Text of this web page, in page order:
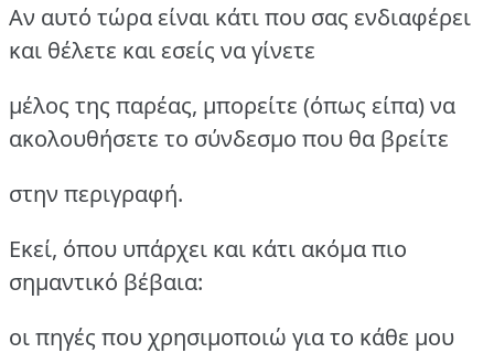
Αν αυτό τώρα είναι κάτι που σας ενδιαφέρει
και θέλετε και εσείς να γίνετε
μέλος της παρέας, μπορείτε (όπως είπα) να
ακολουθήσετε το σύνδεσμο που θα βρείτε
στην περιγραφή.
Εκεί, όπου υπάρχει και κάτι ακόμα πιο
σημαντικό βέβαια:
οι πηγές που χρησιμοποιώ για το κάθε μου